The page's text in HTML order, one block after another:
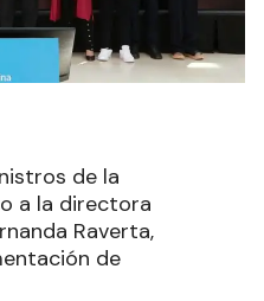
de la
a la directora
Raverta,
de